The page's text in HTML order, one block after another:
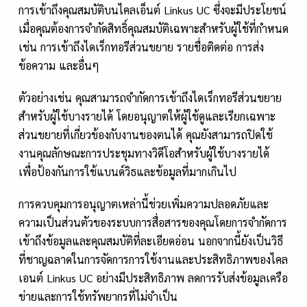
การเข้าถึงคุณสมบัติบนไคลเอ็นต์ Linkus UC ซึ่งจะมีประโยชน์
เมื่อคุณต้องการจำกัดสิทธิ์คุณสมบัติเฉพาะสำหรับผู้ใช้ที่กำหนด
เช่น การเข้าถึงไดเร็กทอรีส่วนขยาย รายชื่อติดต่อ การส่ง
ข้อความ และอื่นๆ
ตัวอย่างเช่น คุณสามารถจำกัดการเข้าถึงไดเร็กทอรีส่วนขยาย
สำหรับผู้ใช้บางรายได้ โดยอนุญาตให้ผู้ใช้ดูและเรียกเฉพาะ
ส่วนขยายที่เกี่ยวข้องกับงานของตนได้ คุณยังสามารถปิดใช้
งานคุณลักษณะการประชุมทางวิดีโอสำหรับผู้ใช้บางรายได้
เพื่อป้องกันการใช้แบนด์วิธและข้อมูลที่มากเกินไป
การควบคุมการอนุญาตเหล่านี้ช่วยเพิ่มความปลอดภัยและ
ความเป็นส่วนตัวของระบบการสื่อสารของคุณโดยการจำกัดการ
เข้าถึงข้อมูลและคุณสมบัติที่ละเอียดอ่อน นอกจากนี้ยังเป็นวิธี
ที่ชาญฉลาดในการจัดการการใช้งานและประสิทธิภาพของไคล
เอนต์ Linkus UC อย่างมีประสิทธิภาพ ลดการรับส่งข้อมูลเครือ
ข่ายและการใช้ทรัพยากรที่ไม่จำเป็น